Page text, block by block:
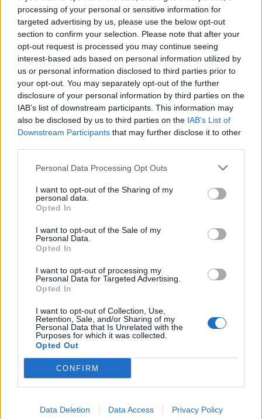
processing of your personal or sensitive information for
targeted advertising by us, please use the below opt-out
section to confirm your selection. Please note that after your
opt-out request is processed you may continue seeing
interest-based ads based on personal information utilized by
us or personal information disclosed to third parties prior to
your opt-out. You may separately opt-out of the further
disclosure of your personal information by third parties on the
IAB’s list of downstream participants. This information may
also be disclosed by us to third parties on the IAB’s List of
Downstream Participants that may further disclose it to other
Personal Data Processing Opt Outs
I want to opt-out of the Sharing of my
personal data.
Opted In
I want to opt-out of the Sale of my
Personal Data.
Opted In
I want to opt-out of processing my
Personal Data for Targeted Advertising.
Opted In
I want to opt-out of Collection, Use,
Retention, Sale, and/or Sharing of my
Personal Data that Is Unrelated with the
Purposes for which it was collected.
Opted Out
CONFIRM
Data Deletion Data Access Privacy Policy
Εγγραφή στο newsletter
Αποδέχομαι τους
και την πολιτική απορρήτου
X